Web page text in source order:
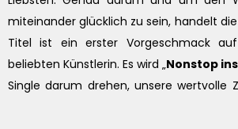
miteinander glücklich zu sein, handelt
Titel ist ein erster Vorgeschmack
beliebten Künstlerin. Es wird „Nonstop
Single darum drehen, unsere wertvolle